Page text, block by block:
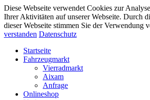
Diese Webseite verwendet Cookies zur
Ihrer Aktivitäten auf unserer Webseite. Durch
dieser Webseite stimmen Sie der Verwendung
verstanden Datenschutz
Startseite
Fahrzeugmarkt
Vierradmarkt
Aixam
Anfrage
Onlineshop